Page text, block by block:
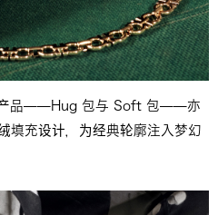
产品——Hug 包与 Soft 包——亦
填充设计，为经典轮廓注入梦幻